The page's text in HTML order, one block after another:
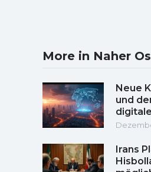
More in Naher
Neue
und
Irans